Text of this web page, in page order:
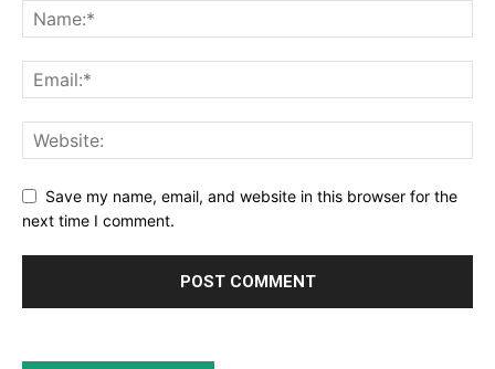
Save my name, email, and website in this browser for the
next time I comment.